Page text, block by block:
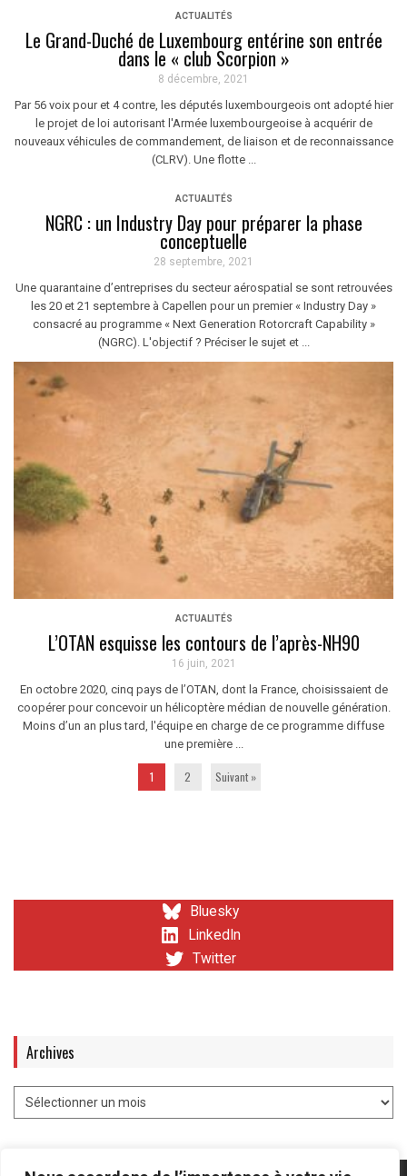
ACTUALITÉS
Le Grand-Duché de Luxembourg entérine son entrée
dans le « club Scorpion »
8 décembre, 2021
Par 56 voix pour et 4 contre, les députés luxembourgeois ont adopté hier
le projet de loi autorisant l'Armée luxembourgeoise à acquérir de
nouveaux véhicules de commandement, de liaison et de reconnaissance
(CLRV). Une flotte ...
ACTUALITÉS
NGRC : un Industry Day pour préparer la phase
conceptuelle
28 septembre, 2021
Une quarantaine d’entreprises du secteur aérospatial se sont retrouvées
les 20 et 21 septembre à Capellen pour un premier « Industry Day »
consacré au programme « Next Generation Rotorcraft Capability »
(NGRC). L'objectif ? Préciser le sujet et ...
ACTUALITÉS
L’OTAN esquisse les contours de l’après-NH90
16 juin, 2021
En octobre 2020, cinq pays de l’OTAN, dont la France, choisissaient de
coopérer pour concevoir un hélicoptère médian de nouvelle génération.
Moins d’un an plus tard, l'équipe en charge de ce programme diffuse
une première ...
1 2 Suivant »
Bluesky
LinkedIn
Twitter
Archives